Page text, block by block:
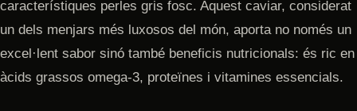
característiques perles gris fosc. Aquest caviar, considerat
un dels menjars més luxosos del món, aporta no només un
excel·lent sabor sinó també beneficis nutricionals: és ric en
àcids grassos omega-3, proteïnes i vitamines essencials.